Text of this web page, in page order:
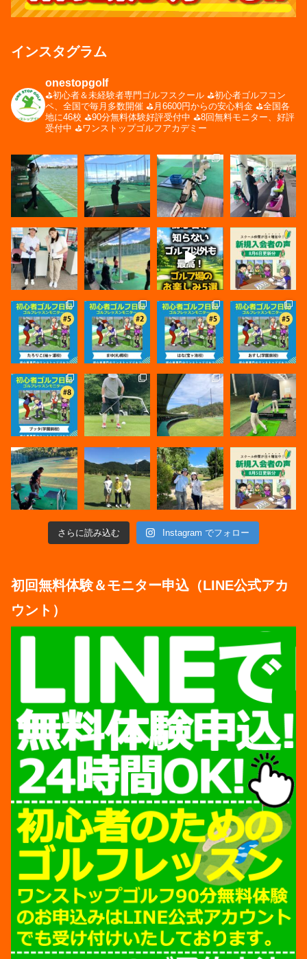
インスタグラム
onestopgolf
⛳️初心者＆未経験者専門ゴルフスクール ⛳️初心者ゴルフコン
ペ、全国で毎月多数開催 ⛳️月6600円からの安心料金 ⛳️全国各
地に46校 ⛳️90分無料体験好評受付中 ⛳️8回無料モニター、好評
受付中 ⛳️ワンストップゴルフアカデミー
さらに読み込む Instagram でフォロー
初回無料体験＆モニター申込（LINE公式アカ
ウント）